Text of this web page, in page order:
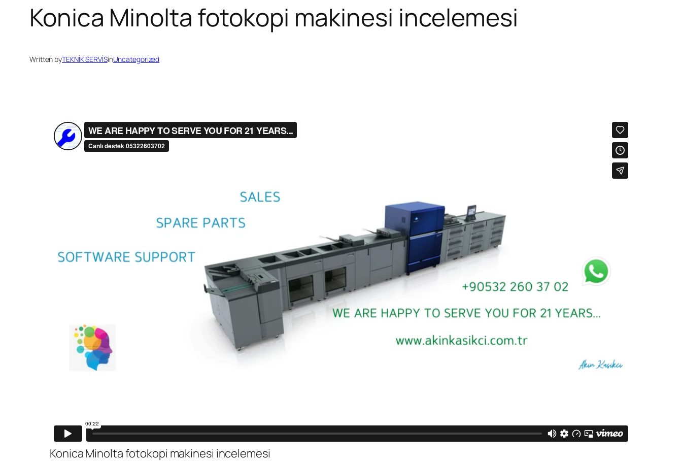
Konica Minolta fotokopi makinesi incelemesi
Written byTEKNİK SERVİSinUncategorized
Konica Minolta fotokopi makinesi incelemesi